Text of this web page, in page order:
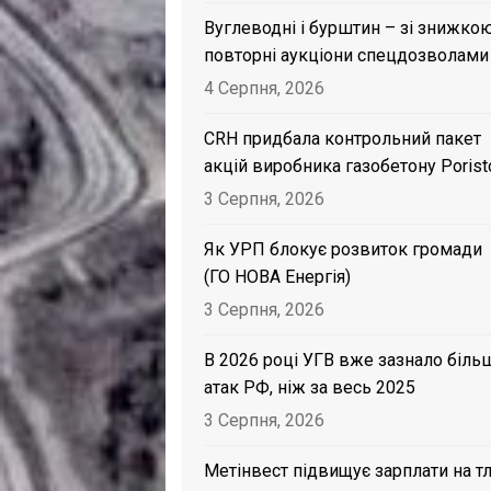
Вуглеводні і бурштин – зі
повторні аукціони спецдозволами
4 Серпня, 2026
CRH придбала контрольний пакет
акцій виробника газобетону
3 Серпня, 2026
Як УРП блокує розвиток громади
(ГО НОВА Енергія)
3 Серпня, 2026
В 2026 році УГВ вже зазнало
атак РФ, ніж за весь 2025
3 Серпня, 2026
Метінвест підвищує зарплати на